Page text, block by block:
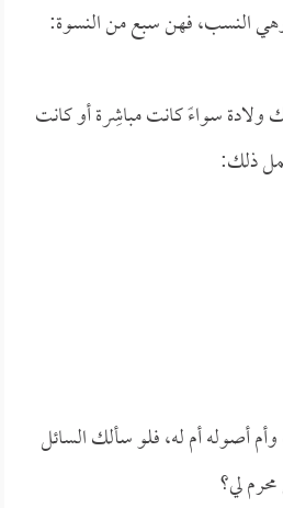
وهي النسب، فهن سبع من النسوة:
ولادة سواءً كانت مباشِرة أو كانت
ذلك:
وأم أصوله أم له، فلو سألك السائل
لي؟